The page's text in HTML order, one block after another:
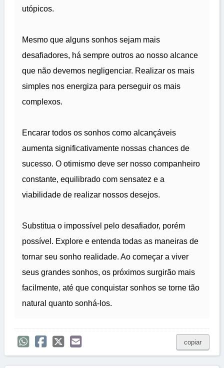
utópicos.
Mesmo que alguns sonhos sejam mais
desafiadores, há sempre outros ao nosso alcance
que não devemos negligenciar. Realizar os mais
simples nos energiza para perseguir os mais
complexos.
Encarar todos os sonhos como alcançáveis
aumenta significativamente nossas chances de
sucesso. O otimismo deve ser nosso companheiro
constante, equilibrado com sensatez e a
viabilidade de realizar nossos desejos.
Substitua o impossível pelo desafiador, porém
possível. Explore e entenda todas as maneiras de
tornar seu sonho realidade. Ao começar a viver
seus grandes sonhos, os próximos surgirão mais
facilmente, até que conquistar sonhos se torne tão
natural quanto sonhá-los.
copiar